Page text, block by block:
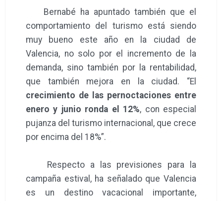
Bernabé ha apuntado también que el
comportamiento del turismo está siendo
muy bueno este año en la ciudad de
Valencia, no solo por el incremento de la
demanda, sino también por la rentabilidad,
que también mejora en la ciudad. “El
crecimiento de las pernoctaciones entre
enero y junio ronda el 12%, con especial
pujanza del turismo internacional, que crece
por encima del 18%”.
Respecto a las previsiones para la
campaña estival, ha señalado que Valencia
es un destino vacacional importante,